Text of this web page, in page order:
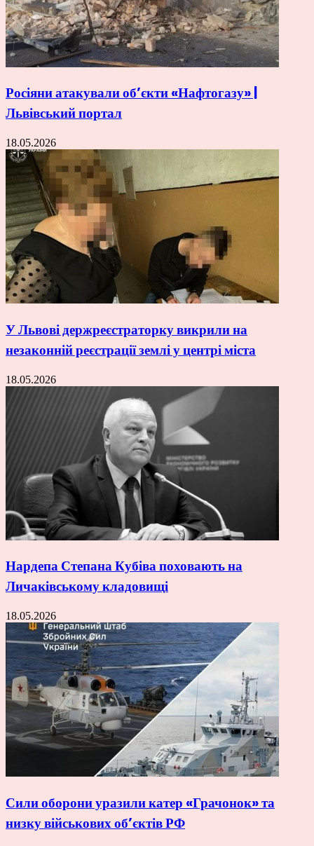
Росіяни атакували об’єкти «Нафтогазу» |
Львівський портал
18.05.2026
У Львові держреєстраторку викрили на
незаконній реєстрації землі у центрі міста
18.05.2026
Нардепа Степана Кубіва поховають на
Личаківському кладовищі
18.05.2026
Сили оборони уразили катер «Грачонок» та
низку військових об’єктів РФ